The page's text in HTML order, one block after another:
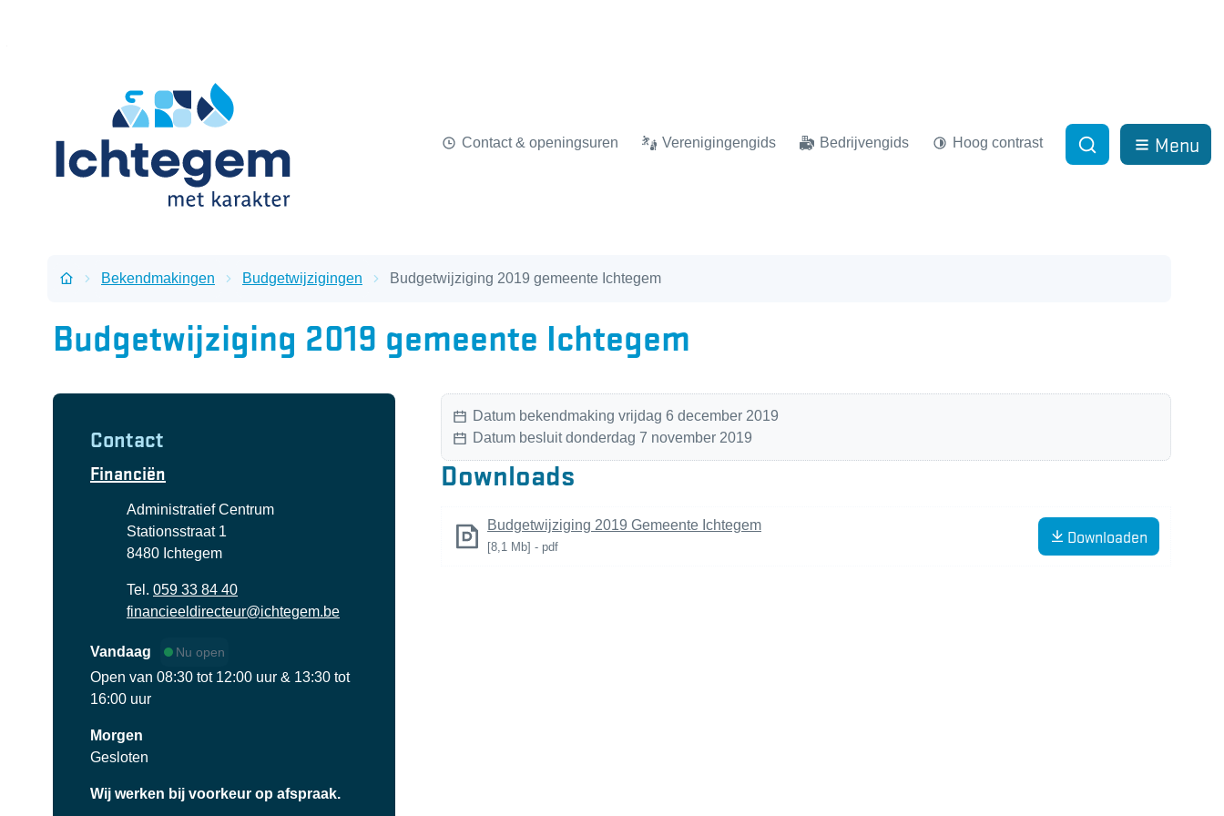
Contact & openingsuren Verenigingengids Bedrijvengids Hoog contrast
Zoek tonen /Menu
Startpagina
Bekendmakingen Budgetwijzigingen Budgetwijziging 2019 gemeente Ichtegem
Budgetwijziging 2019 gemeente Ichtegem
Contact
Financiën
AdresAdministratief Centrum
Stationsstraat 1
,8480 Ichtegem
059 33 84 40
E-mailfinancieeldirecteur@ichtegem.be
Vandaag Nu open
Open van 08:30 tot 12:00 uur & 13:30 tot
16:00 uur
Morgen
Gesloten
Wij werken bij voorkeur op afspraak.
Datum bekendmaking vrijdag 6 december 2019
Datum besluitdonderdag 7 november 2019
Downloads
Budgetwijziging 2019 Gemeente Ichtegem
8,1 Mb pdf
Downloaden